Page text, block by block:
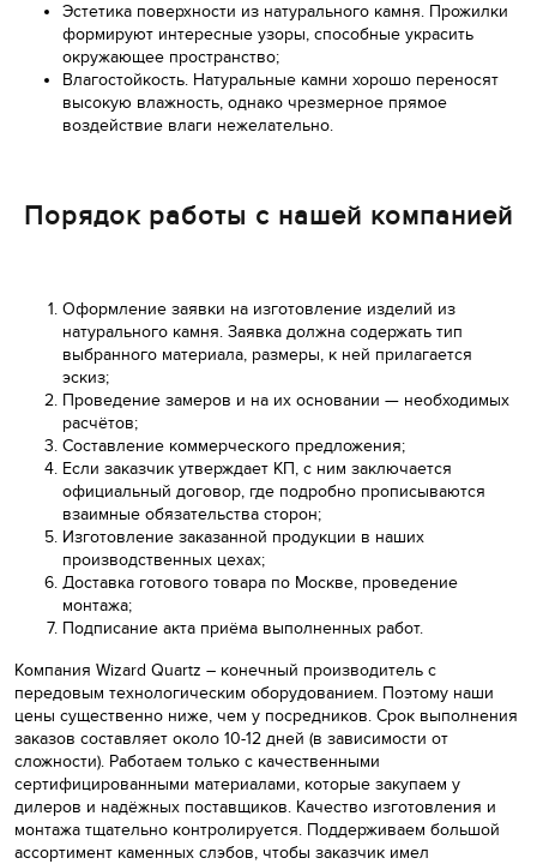
Эстетика поверхности из натурального камня. Прожилки
формируют интересные узоры, способные украсить
окружающее пространство;
Влагостойкость. Натуральные камни хорошо переносят
высокую влажность, однако чрезмерное прямое
воздействие влаги нежелательно.
Порядок работы с нашей компанией
Оформление заявки на изготовление изделий из
натурального камня. Заявка должна содержать тип
выбранного материала, размеры, к ней прилагается
эскиз;
Проведение замеров и на их основании — необходимых
расчётов;
Составление коммерческого предложения;
Если заказчик утверждает КП, с ним заключается
официальный договор, где подробно прописываются
взаимные обязательства сторон;
Изготовление заказанной продукции в наших
производственных цехах;
Доставка готового товара по Москве, проведение
монтажа;
Подписание акта приёма выполненных работ.
Компания Wizard Quartz – конечный производитель с
передовым технологическим оборудованием. Поэтому наши
цены существенно ниже, чем у посредников. Срок выполнения
заказов составляет около 10-12 дней (в зависимости от
сложности). Работаем только с качественными
сертифицированными материалами, которые закупаем у
дилеров и надёжных поставщиков. Качество изготовления и
монтажа тщательно контролируется. Поддерживаем большой
ассортимент каменных слэбов, чтобы заказчик имел